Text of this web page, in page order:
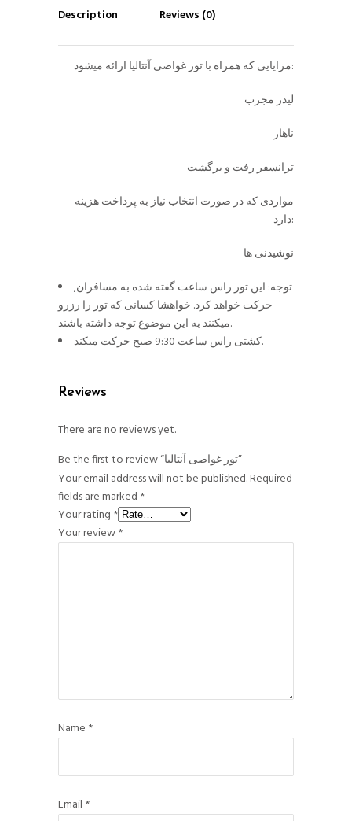
Description Reviews (0)
مزایایی که همراه با تور غواصی آنتالیا ارائه میشود:
لیدر مجرب
ناهار
ترانسفر رفت و برگشت
مواردی که در صورت انتخاب نیاز به پرداخت هزینه
دارد:
نوشیدنی ها
توجه: این تور راس ساعت گفته شده به مسافران,
حرکت خواهد کرد. خواهشا کسانی که تور را رزرو
میکنند به این موضوع توجه داشته باشند.
کشتی راس ساعت 9:30 صبح حرکت میکند.
Reviews
There are no reviews yet.
Be the first to review “تور غواصی آنتالیا”
Your email address will not be published.Required
fields are marked *
Your rating *
Your review*
Name *
Email *